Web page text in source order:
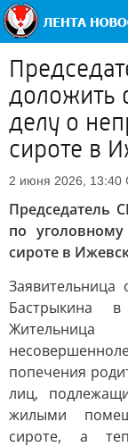
доложить
делу о
сироте в
2 июня 2026, 13:40
Председатель
по
сироте в
Заявительница
Бастрыкина
попечения
лиц,
жилыми
сироте, а